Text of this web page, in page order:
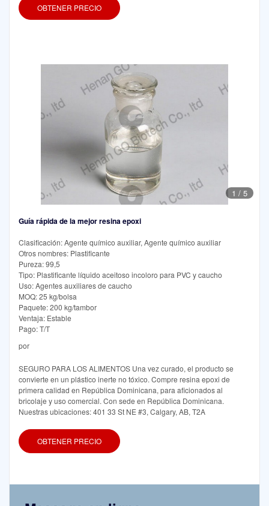
OBTENER PRECIO
1 / 5
Guía rápida de la mejor resina epoxi
Clasificación: Agente químico auxiliar, Agente químico auxiliar
Otros nombres: Plastificante
Pureza: 99,5
Tipo: Plastificante líquido aceitoso incoloro para PVC y caucho
Uso: Agentes auxiliares de caucho
MOQ: 25 kg/bolsa
Paquete: 200 kg/tambor
Ventaja: Estable
Pago: T/T
por
SEGURO PARA LOS ALIMENTOS Una vez curado, el producto se
convierte en un plástico inerte no tóxico. Compre resina epoxi de
primera calidad en República Dominicana, para aficionados al
bricolaje y uso comercial. Con sede en República Dominicana.
Nuestras ubicaciones: 401 33 St NE #3, Calgary, AB, T2A
OBTENER PRECIO